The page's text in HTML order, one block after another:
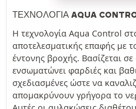
ΤΕΧΝΟΛΟΓΊΑ AQUA
Η τεχνολογία Aqua Control
αποτελεσματικής επαφής με
έντονης βροχής. Βασίζεται
ενσωματώνει φαρδιές και
σχεδιασμένες ώστε να
απομακρύνουν γρήγορα το